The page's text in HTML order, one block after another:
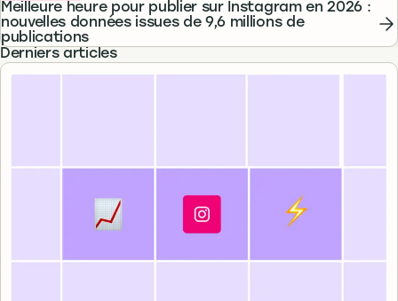
Meilleure heure pour publier sur Instagram en 2026 :
nouvelles données issues de 9,6 millions de
publications
Derniers articles